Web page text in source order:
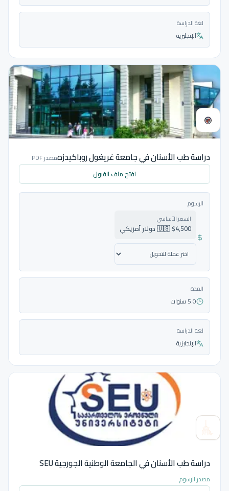
لغة الدراسة
الإنجليزية
دراسة طب الأسنان في جامعة غريغول روباكيدزهمصدر PDF
افتح ملف القبول
الرسوم
السعر الأساسي
🇺🇸 $4,500 دولار أمريكي
المدة
5.0 سنوات
لغة الدراسة
الإنجليزية
دراسة طب الأسنان في الجامعة الوطنية الجورجية SEU
مصدر الرسوم